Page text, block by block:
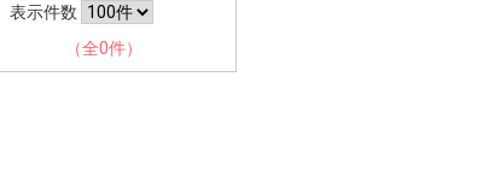
表示件数
（全0件）